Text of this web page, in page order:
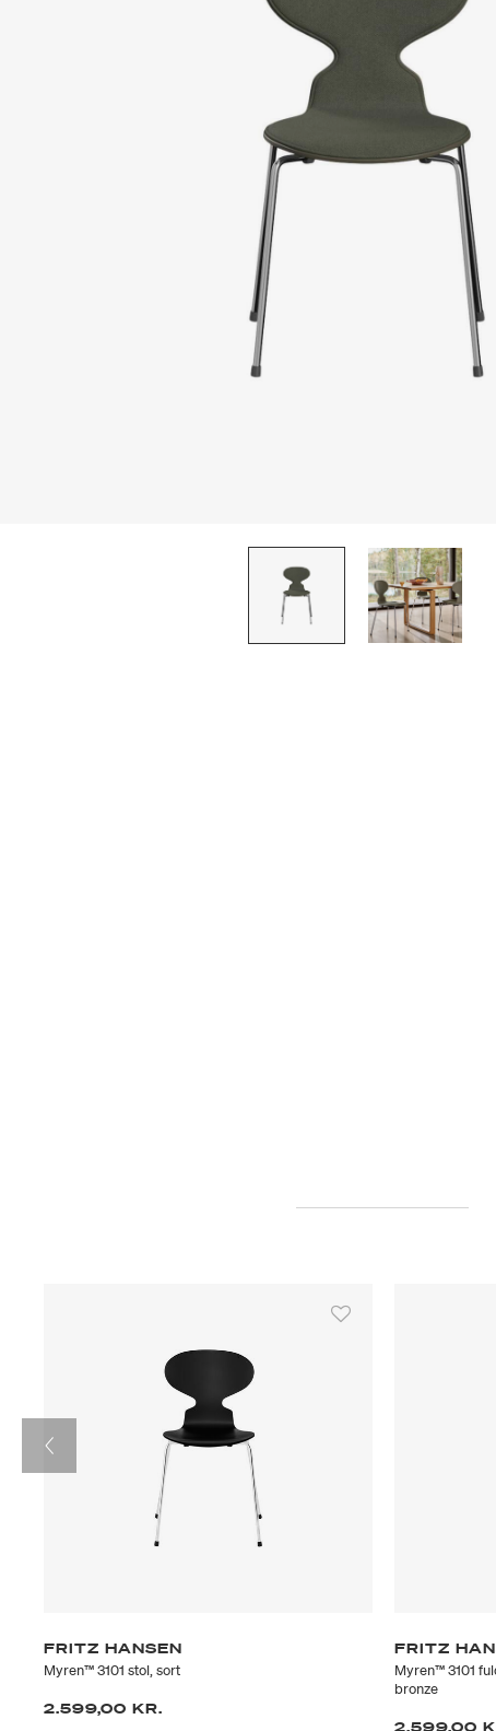
FRITZ HANSEN
Myren™ 3101 stol, sort
2.599,00 KR.
FRITZ
Myren™ 3101
bronze
2.599,00